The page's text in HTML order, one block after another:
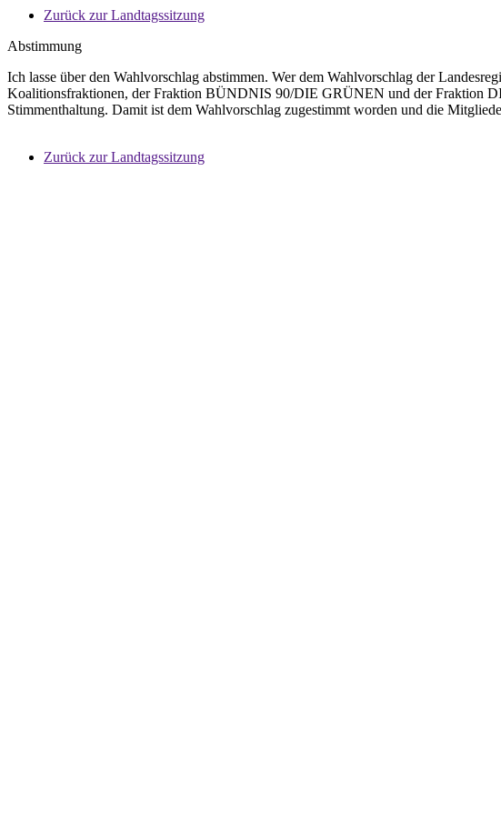
Zurück zur Landtagssitzung
Abstimmung
Ich lasse über den Wahlvorschlag abstimmen. Wer dem Wahlvorschlag der
Koalitionsfraktionen, der Fraktion BÜNDNIS 90/DIE GRÜNEN und der Fraktion
Stimmenthaltung. Damit ist dem Wahlvorschlag zugestimmt worden und die
Zurück zur Landtagssitzung